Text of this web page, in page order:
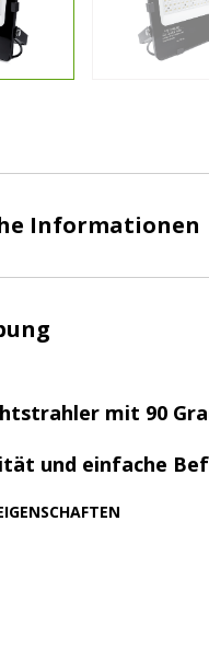
Informationen
mit 90
und einfache